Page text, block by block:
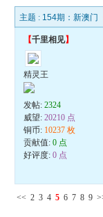
主题 : 154期：新澳门
【千里相见】
精灵王
发帖:2324
威望:20210 点
铜币: 10237 枚
贡献值:0 点
好评度:0 点
<< 2 3 4 5 6 7 8 9